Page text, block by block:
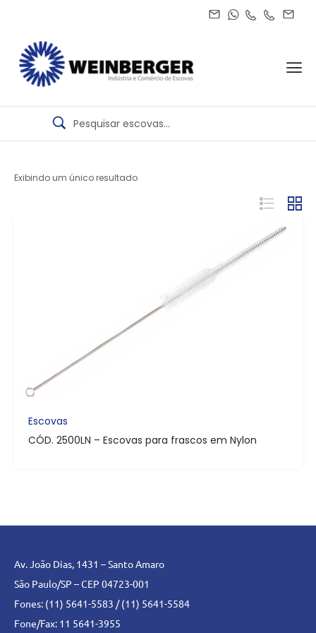
Exibindo um único resultado
Escovas
CÓD. 2500LN – Escovas para frascos em Nylon
Av. João Dias, 1431 – Santo Amaro
São Paulo/SP – CEP 04723-001
Fones: (11) 5641-5583 / (11) 5641-5584
Fone/Fax: 11 5641-3955